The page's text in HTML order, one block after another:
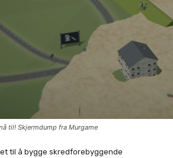
til! Skjermdump fra Murgame
til å bygge skredforebyggende